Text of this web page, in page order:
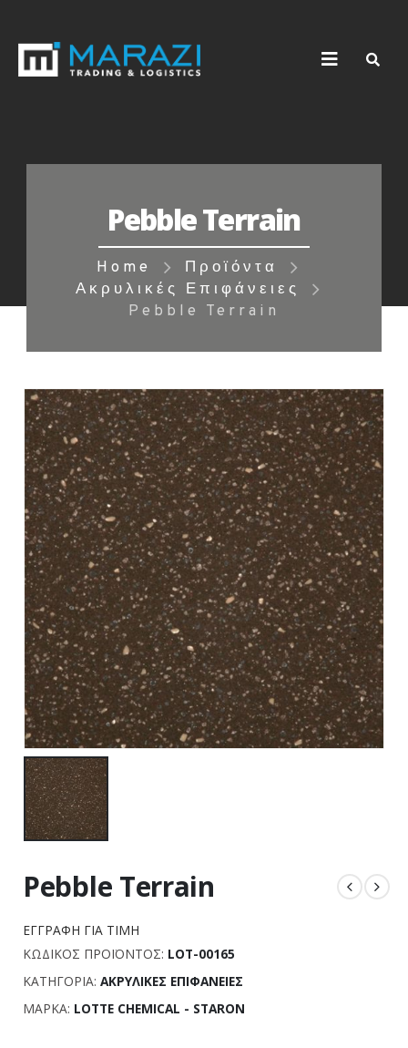
Pebble Terrain
Home
Προϊόντα
Ακρυλικές Επιφάνειες
Pebble Terrain
Pebble Terrain
ΕΓΓΡΑΦΉ ΓΙΑ ΤΙΜΉ
ΚΩΔΙΚΌΣ ΠΡΟΪΌΝΤΟΣ: LOT-00165
ΚΑΤΗΓΟΡΊΑ: ΑΚΡΥΛΙΚΈΣ ΕΠΙΦΆΝΕΙΕΣ
ΜΆΡΚΑ: LOTTE CHEMICAL - STARON